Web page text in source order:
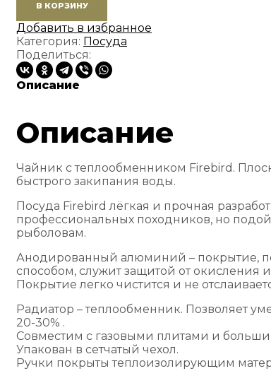
Чайник
Tramp
Firebird
1,6
л
c
теплообменником
В КОРЗИНУ
Добавить в избранное
Категория: Посуда
Поделиться:
Описание
Описание
Чайник с теплообменником Firebird.
быстрого закипания воды.
Посуда Firebird лёгкая и прочная
профессиональных походников, но
рыболовам.
Анодированный алюминий – покрытие,
способом, служит защитой от окисления
Покрытие легко чистится и не
Радиатор – теплообменник. Позволяет
20-30% .
Совместим с газовыми плитами и
Упакован в сетчатый чехол.
Ручки покрыты теплоизолирующим